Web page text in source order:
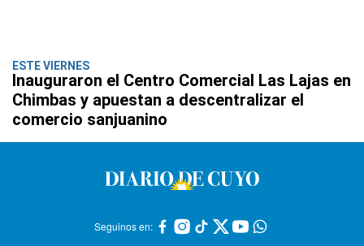
ESTE VIERNES
Inauguraron el Centro Comercial Las Lajas en
Chimbas y apuestan a descentralizar el
comercio sanjuanino
Seguinos en: